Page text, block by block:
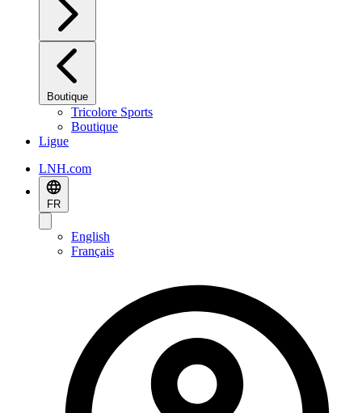
Boutique
Tricolore Sports
Boutique
Ligue
LNH.com
FR
English
Français